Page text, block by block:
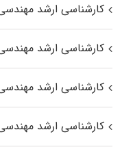
کارشناسی ارشد
کارشناسی ارشد
کارشناسی ارشد
کارشناسی ارشد